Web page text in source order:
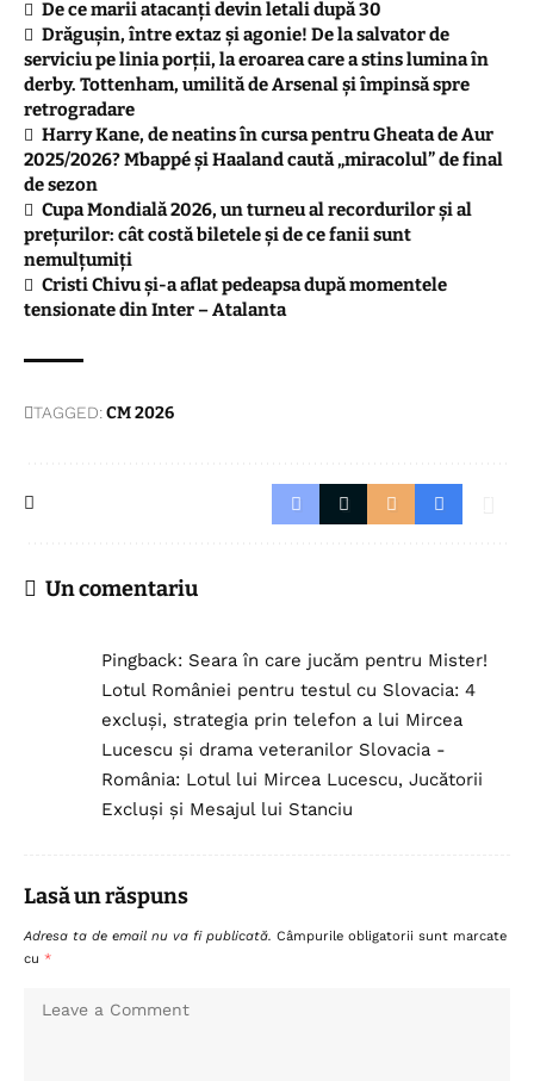
De ce marii atacanți devin letali după 30
Drăgușin, între extaz și agonie! De la salvator de
serviciu pe linia porții, la eroarea care a stins lumina în
derby. Tottenham, umilită de Arsenal și împinsă spre
retrogradare
Harry Kane, de neatins în cursa pentru Gheata de Aur
2025/2026? Mbappé și Haaland caută „miracolul” de final
de sezon
Cupa Mondială 2026, un turneu al recordurilor și al
prețurilor: cât costă biletele și de ce fanii sunt
nemulțumiți
Cristi Chivu și-a aflat pedeapsa după momentele
tensionate din Inter – Atalanta
TAGGED:CM 2026
Un comentariu
Pingback: Seara în care jucăm pentru Mister!
Lotul României pentru testul cu Slovacia: 4
excluși, strategia prin telefon a lui Mircea
Lucescu și drama veteranilor Slovacia -
România: Lotul lui Mircea Lucescu, Jucătorii
Excluși și Mesajul lui Stanciu
Lasă un răspuns
Adresa ta de email nu va fi publicată. Câmpurile obligatorii sunt marcate
cu *